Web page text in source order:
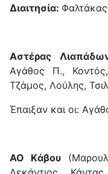
Διαιτησία:
Αστέρας
Αγάθος Π.,
Τζάμος, Λούλης,
Έπαιξαν και οι:
AO Kάβου